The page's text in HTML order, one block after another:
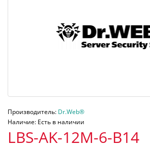
Производитель: Dr.Web®
Наличие: Есть в наличии
LBS-AK-12M-6-B14